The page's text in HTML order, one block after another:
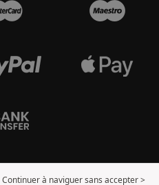
Continuer à naviguer sans accepter >